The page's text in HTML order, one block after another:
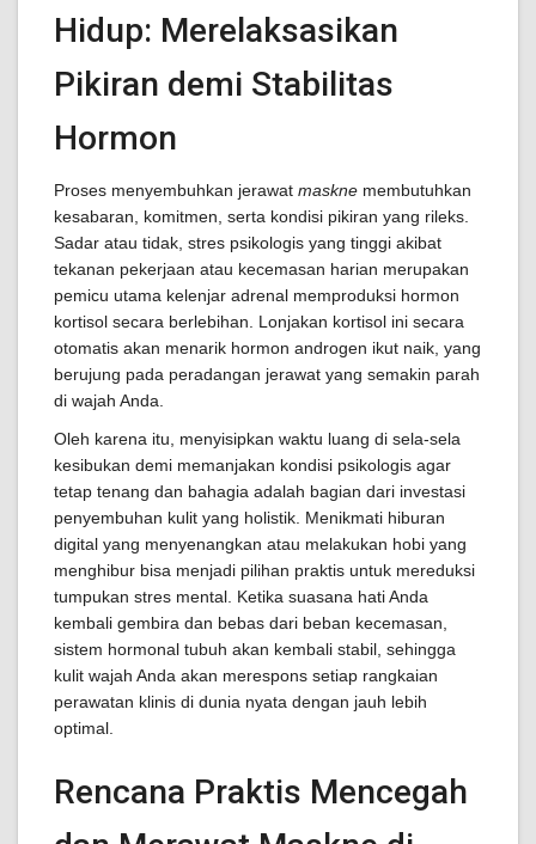
Hidup: Merelaksasikan
Pikiran demi Stabilitas
Hormon
Proses menyembuhkan jerawat maskne membutuhkan
kesabaran, komitmen, serta kondisi pikiran yang rileks.
Sadar atau tidak, stres psikologis yang tinggi akibat
tekanan pekerjaan atau kecemasan harian merupakan
pemicu utama kelenjar adrenal memproduksi hormon
kortisol secara berlebihan. Lonjakan kortisol ini secara
otomatis akan menarik hormon androgen ikut naik, yang
berujung pada peradangan jerawat yang semakin parah
di wajah Anda.
Oleh karena itu, menyisipkan waktu luang di sela-sela
kesibukan demi memanjakan kondisi psikologis agar
tetap tenang dan bahagia adalah bagian dari investasi
penyembuhan kulit yang holistik. Menikmati hiburan
digital yang menyenangkan atau melakukan hobi yang
menghibur bisa menjadi pilihan praktis untuk mereduksi
tumpukan stres mental. Ketika suasana hati Anda
kembali gembira dan bebas dari beban kecemasan,
sistem hormonal tubuh akan kembali stabil, sehingga
kulit wajah Anda akan merespons setiap rangkaian
perawatan klinis di dunia nyata dengan jauh lebih
optimal.
Rencana Praktis Mencegah